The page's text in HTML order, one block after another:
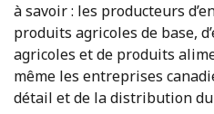
à savoir : les producteurs
produits agricoles de base,
agricoles et de produits
même les entreprises
détail et de la distribution